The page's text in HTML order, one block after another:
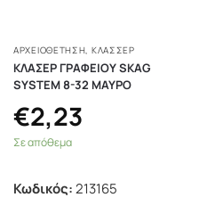
ΑΡΧΕΙΟΘΕΤΗΣΗ, ΚΛΑΣΣΈΡ
ΚΛΑΣΕΡ ΓΡΑΦΕΙΟΥ SKAG
SYSTEM 8-32 ΜΑΥΡΟ
€2,23
Σε απόθεμα
Κωδικός:213165